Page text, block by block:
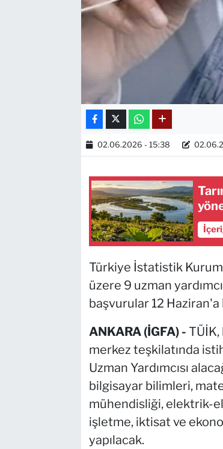
02.06.2026 - 15:38
Türkiye İstatistik
üzere 9 uzman
başvurular 12 Haziran'a
ANKARA (İGFA) - TÜİK,
merkez teşkilatında
Uzman Yardımcısı
bilgisayar bilimleri,
mühendisliği, elektrik-
işletme, iktisat ve
yapılacak.